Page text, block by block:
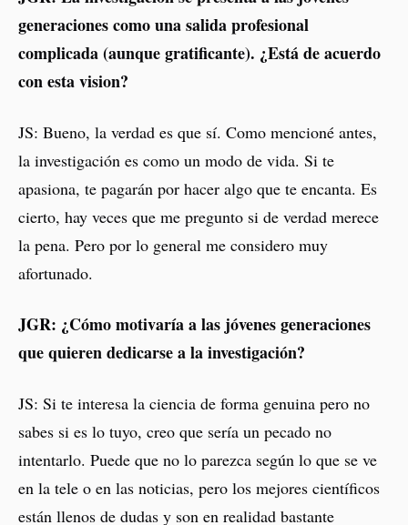
generaciones como una salida profesional
complicada (aunque gratificante). ¿Está de acuerdo
con esta vision?
JS: Bueno, la verdad es que sí. Como mencioné antes,
la investigación es como un modo de vida. Si te
apasiona, te pagarán por hacer algo que te encanta. Es
cierto, hay veces que me pregunto si de verdad merece
la pena. Pero por lo general me considero muy
afortunado.
JGR: ¿Cómo motivaría a las jóvenes generaciones
que quieren dedicarse a la investigación?
JS: Si te interesa la ciencia de forma genuina pero no
sabes si es lo tuyo, creo que sería un pecado no
intentarlo. Puede que no lo parezca según lo que se ve
en la tele o en las noticias, pero los mejores científicos
están llenos de dudas y son en realidad bastante